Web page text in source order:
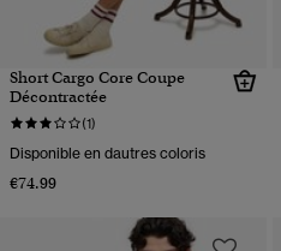
Short Cargo Core Coupe
Décontractée
(1)
Disponible en dautres coloris
€74.99